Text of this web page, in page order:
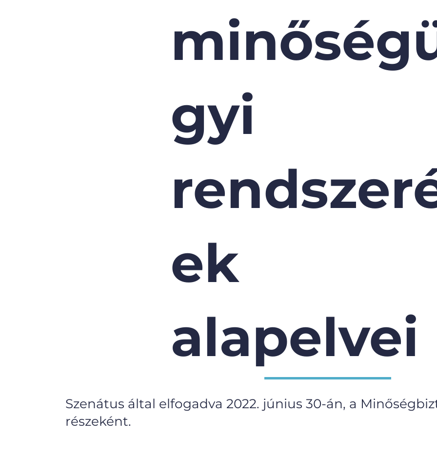
gyi
ek
alapelvei
Szenátus által elfogadva 2022. június 30-án, a
részeként.